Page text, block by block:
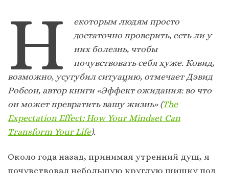
Н
екоторым людям просто
достаточно проверить, есть ли у
них болезнь, чтобы
почувствовать себя хуже. Ковид,
возможно, усугубил ситуацию, отмечает Дэвид
Робсон, автор книги «Эффект ожидания: во что
он может превратить вашу жизнь» (The
Expectation Effect: How Your Mindset Can
Transform Your Life).
Около года назад, принимая утренний душ, я
почувствовал небольшую круглую шишку под